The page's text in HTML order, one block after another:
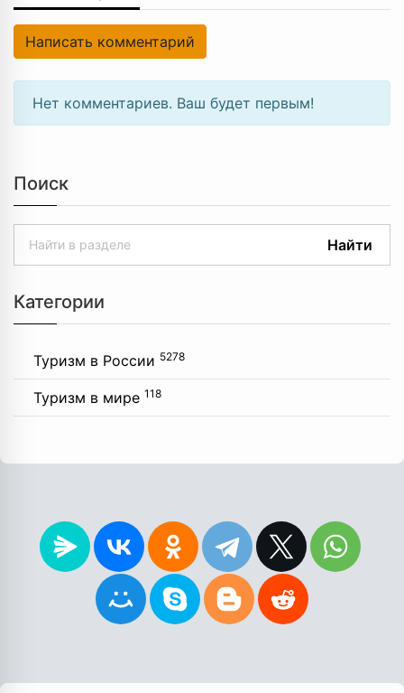
Написать комментарий
Нет комментариев. Ваш будет первым!
Поиск
Найти
Категории
Туризм в России 5278
Туризм в мире 118